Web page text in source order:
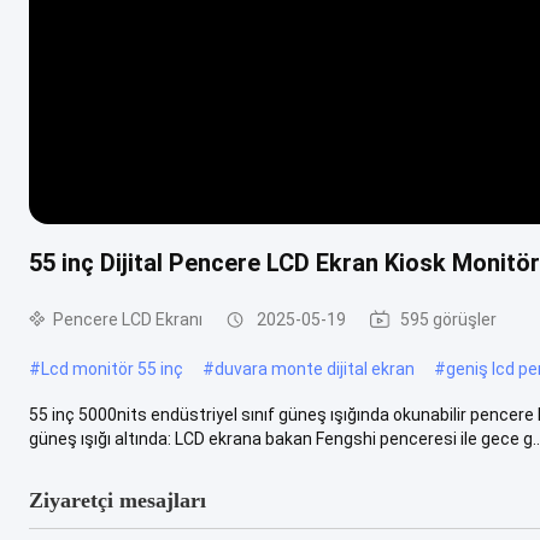
55 inç Dijital Pencere LCD Ekran Kiosk
Pencere LCD Ekranı 2025-05-19 595 görüşler
#Lcd monitör 55 inç #duvara monte dijital ekran #geniş lcd
55 inç 5000nits endüstriyel sınıf güneş ışığında okunabilir
güneş ışığı altında: LCD ekrana bakan Fengshi penceresi ile gece
Ziyaretçi mesajları